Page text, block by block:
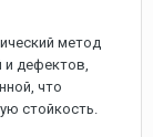
метод
и дефектов,
что
стойкость.